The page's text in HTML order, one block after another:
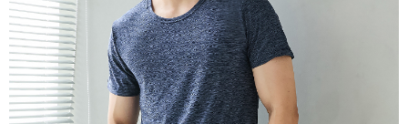
黑貓貨到付款
每筆NT$120
國家/地區配送